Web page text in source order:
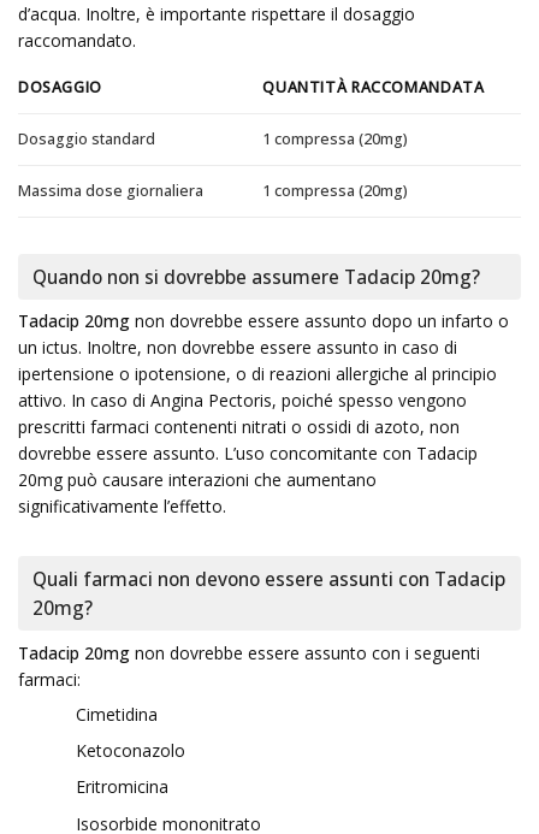
d’acqua. Inoltre, è importante rispettare il dosaggio
raccomandato.
DOSAGGIO QUANTITÀ RACCOMANDATA
Dosaggio standard 1 compressa (20mg)
Massima dose giornaliera 1 compressa (20mg)
Quando non si dovrebbe assumere Tadacip 20mg?
Tadacip 20mg non dovrebbe essere assunto dopo un infarto o
un ictus. Inoltre, non dovrebbe essere assunto in caso di
ipertensione o ipotensione, o di reazioni allergiche al principio
attivo. In caso di Angina Pectoris, poiché spesso vengono
prescritti farmaci contenenti nitrati o ossidi di azoto, non
dovrebbe essere assunto. L’uso concomitante con Tadacip
20mg può causare interazioni che aumentano
significativamente l’effetto.
Quali farmaci non devono essere assunti con Tadacip
20mg?
Tadacip 20mg non dovrebbe essere assunto con i seguenti
farmaci:
Cimetidina
Ketoconazolo
Eritromicina
Isosorbide mononitrato